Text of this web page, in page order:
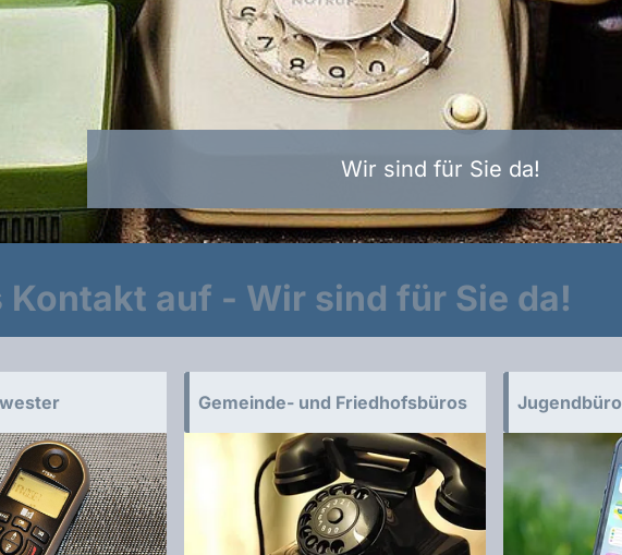
Wir sind für Sie da!
Kontakt auf - Wir sind für Sie da!
Gemeinde- und Friedhofsbüros Jugendbüro